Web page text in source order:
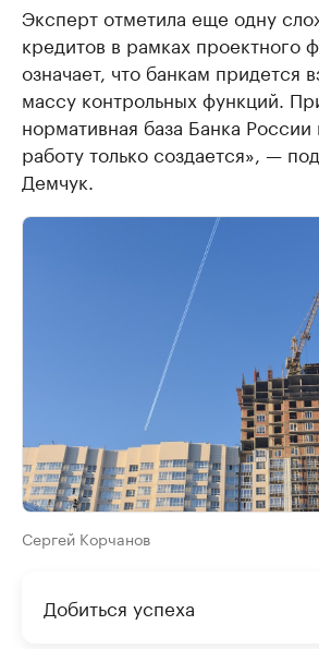
Эксперт отметила еще одну
кредитов в рамках проектного
означает, что банкам придется
массу контрольных функций.
нормативная база Банка
работу только создается», —
Демчук.
Сергей Корчанов
Добиться успеха